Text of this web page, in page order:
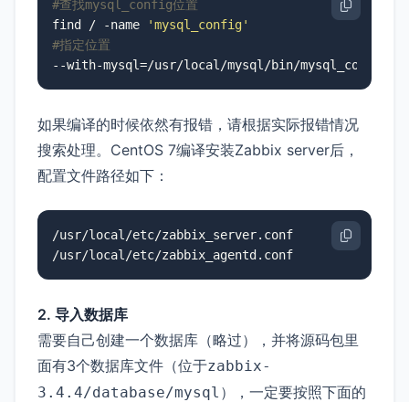
#查找mysql_config位置
find / -name
'mysql_config'
#指定位置
如果编译的时候依然有报错，请根据实际报错情况
搜索处理。CentOS 7编译安装Zabbix server后，
配置文件路径如下：
/usr/local/etc/zabbix_server.conf
2. 导入数据库
需要自己创建一个数据库（略过），并将源码包里
面有3个数据库文件（位于zabbix-
3.4.4/database/mysql ），一定要按照下面的